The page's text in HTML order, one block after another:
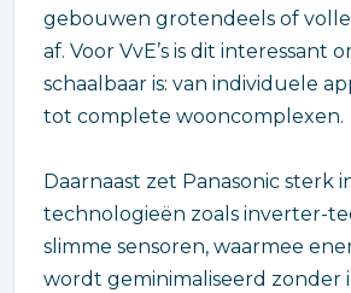
gebouwen grotendeels of
af. Voor VvE’s is dit interessant
schaalbaar is: van individuele
tot complete wooncomplexen.
Daarnaast zet Panasonic sterk
technologieën zoals inverter-
slimme sensoren, waarmee
wordt geminimaliseerd zonder